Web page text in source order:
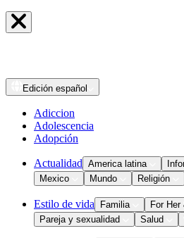
Edición español
Adiccion
Adolescencia
Adopción
Actualidad America latina
Mexico
Mundo Religión
Estilo de vida Familia
For
Pareja y sexualidad
Salud